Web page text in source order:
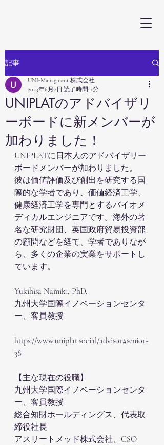
記事
UNIPLATのアドバイザリ
ーボードに新メンバーが
加わりました！
UNI-Managment 株式会社
2023年6月2日 読了時間: 1分
UNIPLATに日本人のアドバイザリー
ボードメンバーが加わりました。
彼は価値評価及び創出を研究する国
際的な学者であり、価値経済工学、
健康経済工学を専門とするバイオメ
ディカルエンジニアです。海外の著
名な研究財団、英国政府貿易投資部
の顧問などを経て、学者でありなが
ら、多くの企業の実業をサポートし
ています。
Yukihisa Namiki, PhD.
九州大学国際イノベーションセンタ
ー、客員教授
https://www.uniplat.social/advisor#senior-
38
【主な現在の役職】
九州大学国際イノベーションセンタ
ー、客員教授
総合知財ホールディングス、代表取
締役社長
アスリートメッド株式会社、CSO